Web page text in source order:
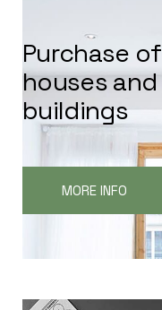
Purchase of
housesand
buildings
MORE INFO